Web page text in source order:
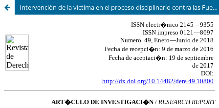
Intervención de la víctima en el proceso disciplinario contra las Fuerzas Militares Estatales